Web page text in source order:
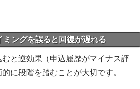
ミングを誤ると回復が遅れる
と逆効果（申込履歴がマイナス評
に段階を踏むことが大切です。